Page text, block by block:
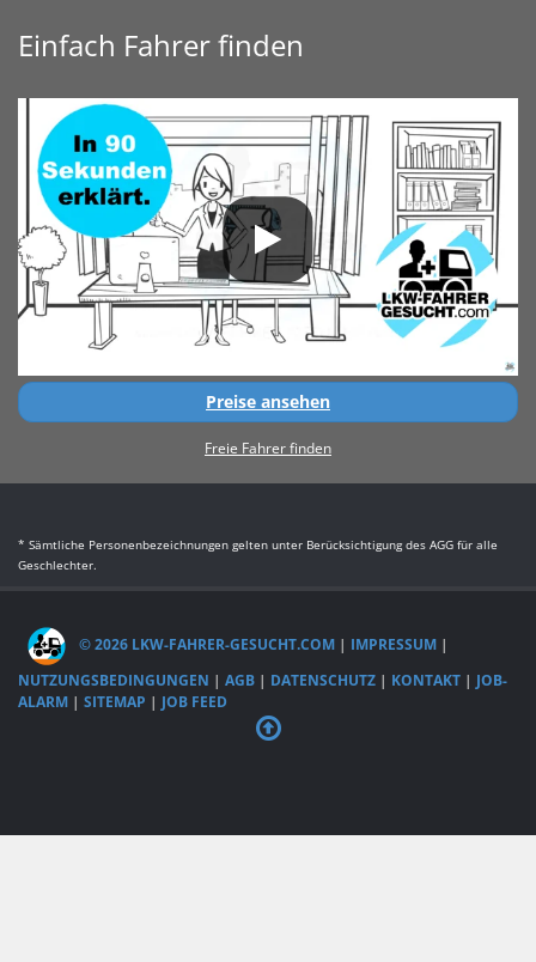
Einfach Fahrer finden
Preise ansehen
Freie Fahrer finden
* Sämtliche Personenbezeichnungen gelten unter Berücksichtigung des AGG für alle
Geschlechter.
© 2026 LKW-FAHRER-GESUCHT.COM | IMPRESSUM |
NUTZUNGSBEDINGUNGEN | AGB | DATENSCHUTZ | KONTAKT | JOB-
ALARM | SITEMAP | JOB FEED